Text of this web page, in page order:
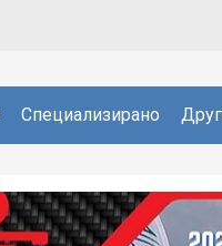
Специализирано